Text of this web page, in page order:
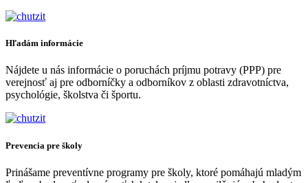
Hľadám informácie
Nájdete u nás informácie o poruchách príjmu potravy (PPP) pre
verejnosť aj pre odborníčky a odborníkov z oblasti zdravotníctva,
psychológie, školstva či športu.
Prevencia pre školy
Prinášame preventívne programy pre školy, ktoré pomáhajú mladým